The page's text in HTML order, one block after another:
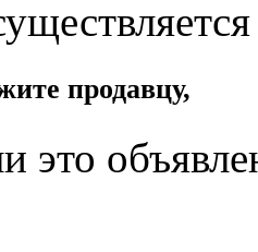
продавцу,
это